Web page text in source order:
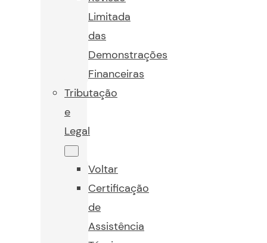
Limitada
das
Demonstrações
Financeiras
Tributação
e
Legal
Voltar
Certificação
de
Assistência